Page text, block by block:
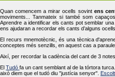
Quan comencem a mirar ocells sovint ens
moviments... Tanmateix si també som
Aprendre a identificar els cants pot semblar
ens ajudaran a recordar els cants d’alguns
El recurs mnemotècnic, és una tècnica
conceptes més senzills, en aquest cas a
Així, per recordar la cadència del cant de 3
ElTudófa un cant semblant al de la tórtora
això diem que el tudó diu "justícia senyor".